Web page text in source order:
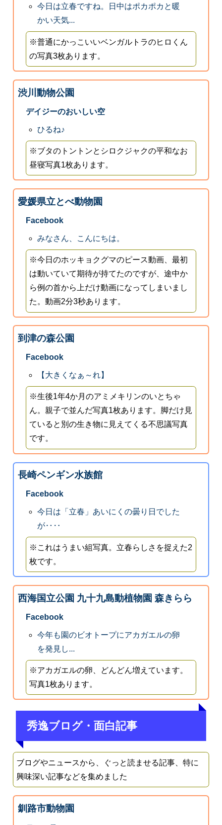
今日は立春ですね。日中はポカポカと暖
かい天気...
※普通にかっこいいベンガルトラのヒロくん
の写真3枚あります。
渋川動物公園
デイジーのおいしい空
ひるね♪
※ブタのトントンとシロクジャクの平和なお
昼寝写真1枚あります。
愛媛県立とべ動物園
Facebook
みなさん、こんにちは。
※今日のホッキョクグマのピース動画、最初
は動いていて期待が持てたのですが、途中か
ら例の首から上だけ動画になってしまいまし
た。動画2分3秒あります。
到津の森公園
Facebook
【大きくなぁ～れ】
※生後1年4か月のアミメキリンのいとちゃ
ん。親子で並んだ写真1枚あります。脚だけ見
ていると別の生き物に見えてくる不思議写真
です。
長崎ペンギン水族館
Facebook
今日は「立春」あいにくの曇り日でした
が‥‥
※これはうまい組写真。立春らしさを捉えた2
枚です。
西海国立公園 九十九島動植物園 森きらら
Facebook
今年も園のビオトープにアカガエルの卵
を発見し...
※アカガエルの卵、どんどん増えています。
写真1枚あります。
秀逸ブログ・面白記事
ブログやニュースから、ぐっと読ませる記事、特に
興味深い記事などを集めました
釧路市動物園